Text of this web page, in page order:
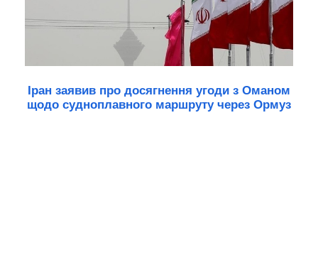
Іран заявив про досягнення угоди з Оманом
щодо судноплавного маршруту через Ормуз